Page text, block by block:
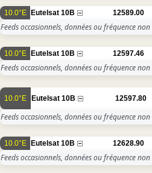
10.0°E Eutelsat 10B 12589.00
Feeds occasionnels, données ou fréquence
10.0°E Eutelsat 10B 12597.46
Feeds occasionnels, données ou fréquence
10.0°E Eutelsat 10B 12597.80
Feeds occasionnels, données ou fréquence
10.0°E Eutelsat 10B 12628.90
Feeds occasionnels, données ou fréquence